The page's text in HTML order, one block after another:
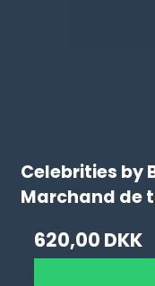
Celebrities by
Marchand de
620,00 DKK